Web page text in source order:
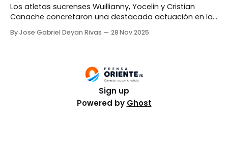
Los atletas sucrenses Wuillianny, Yocelin y Cristian
Canache concretaron una destacada actuación en la
Ayacucho – Lima que se realizan en Perú. En la
By Jose Gabriel Deyan Rivas 28 Nov 2025
Sign up
Powered by Ghost